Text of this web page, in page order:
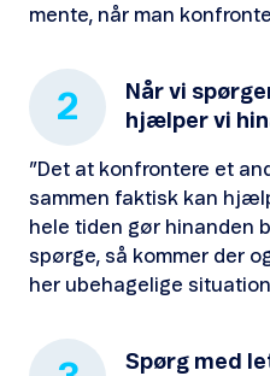
mente, når man
2
Når vi
hjælper vi
”Det at konfrontere et
sammen faktisk kan
hele tiden gør hinanden
spørge, så kommer der
her ubehagelige
Spørg med